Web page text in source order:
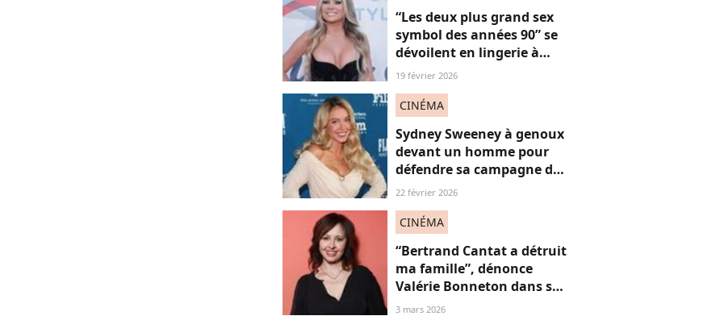
“Les deux plus grand sex
symbol des années 90” se
dévoilent en lingerie à
plus de 50 ans, face au
19 février 2026
CINÉMA
Sydney Sweeney à genoux
devant un homme pour
défendre sa campagne de
lingerie : on en a marre ou
22 février 2026
CINÉMA
“Bertrand Cantat a détruit
ma famille”, dénonce
Valérie Bonneton dans son
hommage à Marie
3 mars 2026